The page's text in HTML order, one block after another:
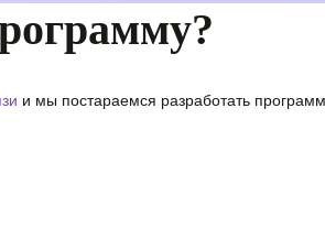
и мы постараемся разработать